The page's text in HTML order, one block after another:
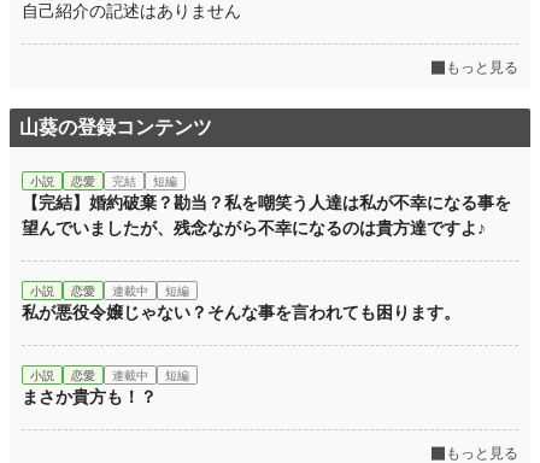
自己紹介の記述はありません
もっと見る
山葵の登録コンテンツ
小説 恋愛 完結 短編
【完結】婚約破棄？勘当？私を嘲笑う人達は私が不幸になる事を
望んでいましたが、残念ながら不幸になるのは貴方達ですよ♪
小説 恋愛 連載中 短編
私が悪役令嬢じゃない？そんな事を言われても困ります。
小説 恋愛 連載中 短編
まさか貴方も！？
もっと見る